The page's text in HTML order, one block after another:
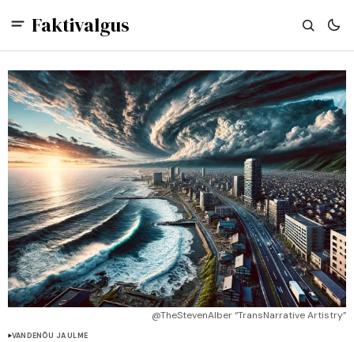
Faktivalgus
@TheStevenAlber “TransNarrative Artistry”
VANDENÕU JA ULME